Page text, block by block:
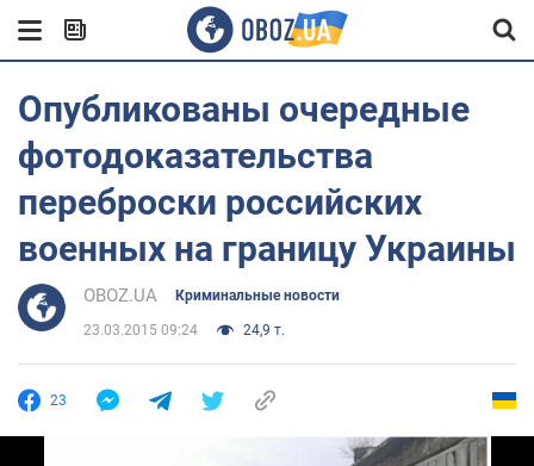
Опубликованы очередные
фотодоказательства
переброски российских
военных на границу Украины
OBOZ.UA Криминальные новости
23.03.2015 09:24 24,9 т.
23